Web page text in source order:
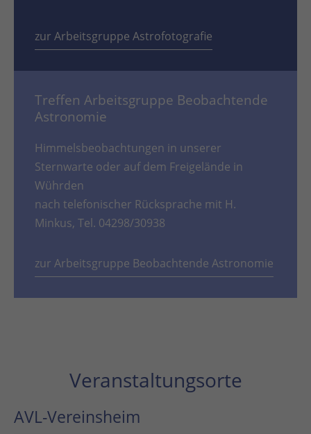
zur Arbeitsgruppe Astrofotografie
Treffen Arbeitsgruppe Beobachtende
Astronomie
Himmelsbeobachtungen in unserer
Sternwarte oder auf dem Freigelände in
Wührden
nach telefonischer Rücksprache mit H.
Minkus, Tel. 04298/30938
zur Arbeitsgruppe Beobachtende Astronomie
Veranstaltungsorte
AVL-Vereinsheim